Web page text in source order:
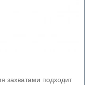
захватами подходит